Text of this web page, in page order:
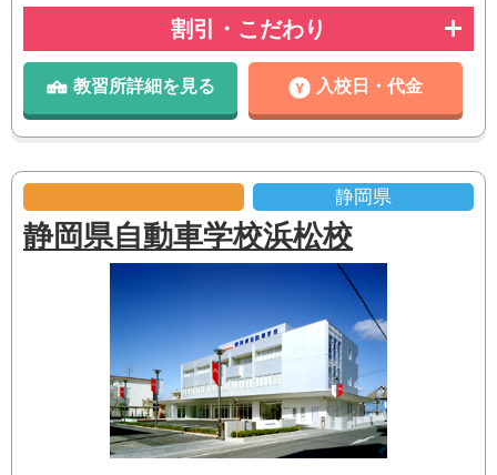
割引・こだわり
教習所詳細を見る 入校日・代金
静岡県
静岡県自動車学校浜松校